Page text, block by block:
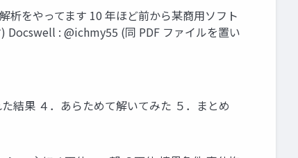
析をやってます 10 年ほど前から某商用ソフト
Docswell : @ichmy55 (同 PDF ファイルを置い
結果 ４．あらためて解いてみた ５．まとめ